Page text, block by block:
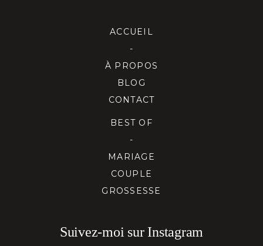
ACCUEIL
-
À PROPOS
BLOG
CONTACT
BEST OF
-
MARIAGE
COUPLE
GROSSESSE
Suivez-moi sur Instagram